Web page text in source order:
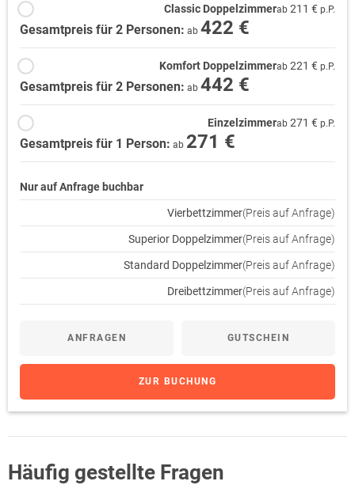
Classic Doppelzimmerab 211 € p.P.
Gesamtpreis für 2 Personen: ab 422 €
Komfort Doppelzimmerab 221 € p.P.
Gesamtpreis für 2 Personen: ab 442 €
Einzelzimmerab 271 € p.P.
Gesamtpreis für 1 Person: ab 271 €
Nur auf Anfrage buchbar
Vierbettzimmer(Preis auf Anfrage)
Superior Doppelzimmer(Preis auf Anfrage)
Standard Doppelzimmer(Preis auf Anfrage)
Dreibettzimmer(Preis auf Anfrage)
ANFRAGEN GUTSCHEIN
ZUR BUCHUNG
Häufig gestellte Fragen